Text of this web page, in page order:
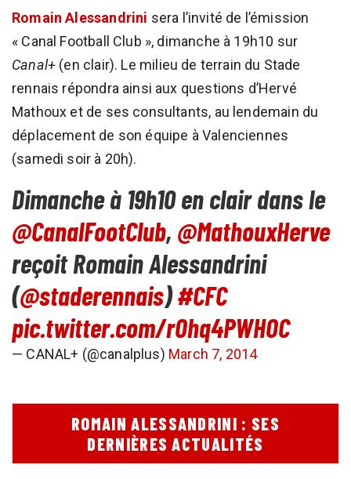
Romain Alessandrini sera l’invité de l’émission
« Canal Football Club », dimanche à 19h10 sur
Canal+ (en clair). Le milieu de terrain du Stade
rennais répondra ainsi aux questions d’Hervé
Mathoux et de ses consultants, au lendemain du
déplacement de son équipe à Valenciennes
(samedi soir à 20h).
Dimanche à 19h10 en clair dans le
@CanalFootClub, @MathouxHerve
reçoit Romain Alessandrini
(@staderennais)#CFC
pic.twitter.com/rOhq4PWHOC
— CANAL+ (@canalplus) March 7, 2014
ROMAIN ALESSANDRINI : SES
DERNIÈRES ACTUALITÉS